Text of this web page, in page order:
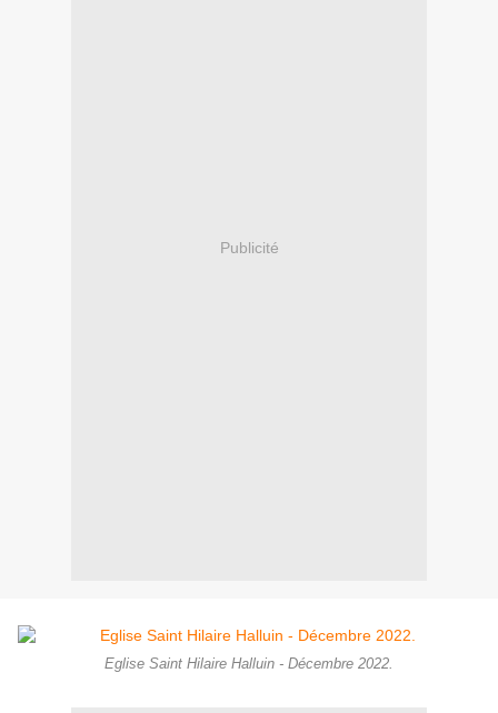
Publicité
Eglise Saint Hilaire Halluin - Décembre 2022.